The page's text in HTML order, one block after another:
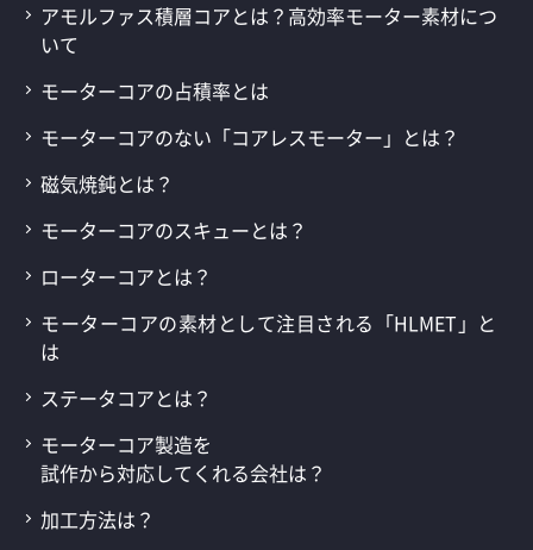
アモルファス積層コアとは？高効率モーター素材につ
いて
モーターコアの占積率とは
モーターコアのない「コアレスモーター」とは？
磁気焼鈍とは？
モーターコアのスキューとは？
ローターコアとは？
モーターコアの素材として注目される「HLMET」と
は
ステータコアとは？
モーターコア製造を
試作から対応してくれる会社は？
加工方法は？